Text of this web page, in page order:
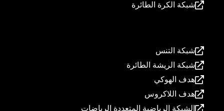
شبكة الكرة الطائرة
شبكة التنس
شبكة الريشة الطائرة
هدف الهوكي
هدف اللاكروس
الشبكة الرياضية المتعددة الرياضات